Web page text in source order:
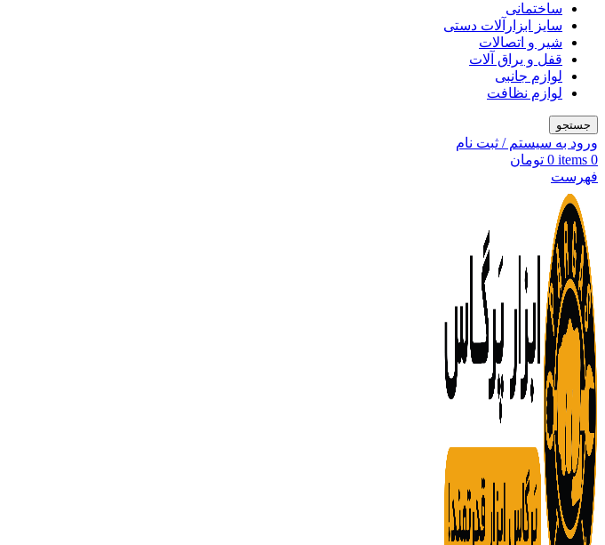
ساختمانی
سایز ابزارآلات دستی
شیر و اتصالات
قفل و یراق آلات
لوازم جانبی
لوازم نظافت
جستجو
ورود به سیستم / ثبت نام
0
items
0 تومان
فهرست